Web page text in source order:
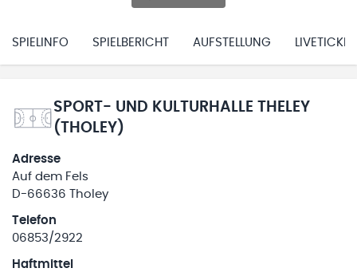
SPIELINFO SPIELBERICHT AUFSTELLUNG LIVETICKER
SPORT- UND KULTURHALLE THELEY
(THOLEY)
Adresse
Auf dem Fels
D-66636 Tholey
Telefon
06853/2922
Haftmittel